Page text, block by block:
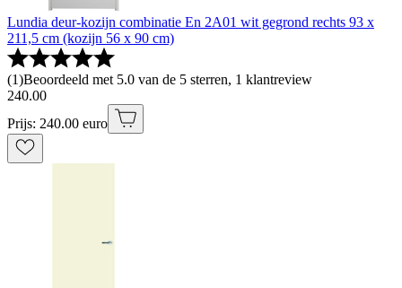
Lundia deur-kozijn combinatie En 2A01 wit gegrond rechts 93 x
211,5 cm (kozijn 56 x 90 cm)
(1)Beoordeeld met 5.0 van de 5 sterren, 1 klantreview
240.00
Prijs: 240.00 euro